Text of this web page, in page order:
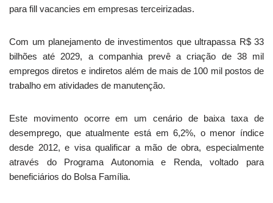
para fill vacancies em empresas terceirizadas.
Com um planejamento de investimentos que ultrapassa R$ 33
bilhões até 2029, a companhia prevê a criação de 38 mil
empregos diretos e indiretos além de mais de 100 mil postos de
trabalho em atividades de manutenção.
Este movimento ocorre em um cenário de baixa taxa de
desemprego, que atualmente está em 6,2%, o menor índice
desde 2012, e visa qualificar a mão de obra, especialmente
através do Programa Autonomia e Renda, voltado para
beneficiários do Bolsa Família.